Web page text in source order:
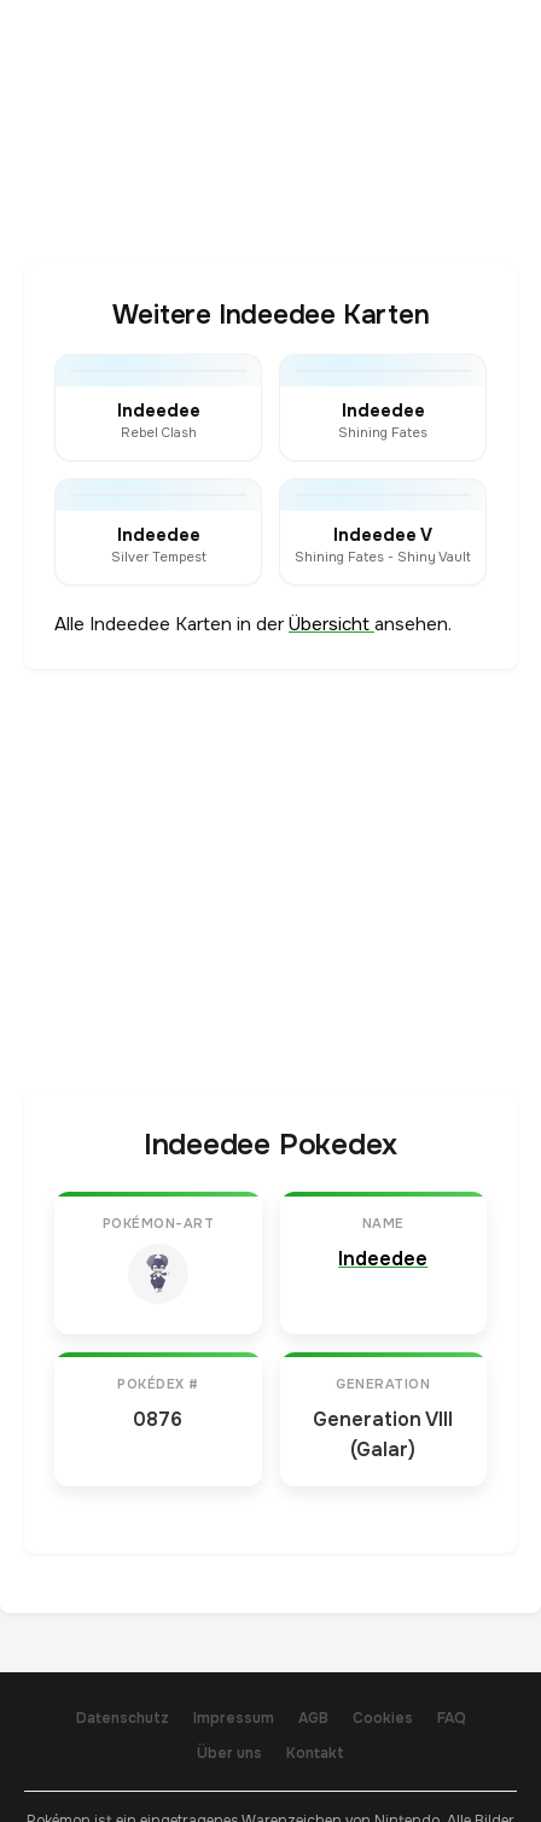
Weitere Indeedee Karten
Indeedee
Rebel Clash
Indeedee
Shining Fates
Indeedee
Silver Tempest
Indeedee V
Shining Fates - Shiny Vault
Alle Indeedee Karten in derÜbersicht ansehen.
Indeedee Pokedex
POKÉMON-ART NAME
Indeedee
POKÉDEX #
0876
GENERATION
Generation VIII
(Galar)
Datenschutz Impressum AGB Cookies
FAQ
Über uns
Kontakt